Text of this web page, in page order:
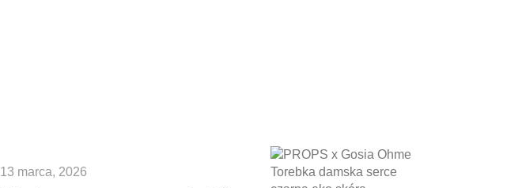
13 marca, 2026